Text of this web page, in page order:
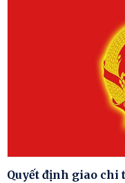
Quyết định giao chi